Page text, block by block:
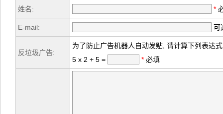
姓名: *
E-mail: 可
反垃圾广告:
为了防止广告机器人自动发贴, 请计算下列表达
5 x 2 + 5 =
*必填